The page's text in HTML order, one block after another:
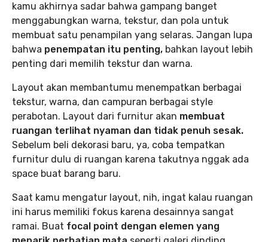
kamu akhirnya sadar bahwa gampang banget
menggabungkan warna, tekstur, dan pola untuk
membuat satu penampilan yang selaras. Jangan lupa
bahwa penempatan itu penting, bahkan layout lebih
penting dari memilih tekstur dan warna.
Layout akan membantumu menempatkan berbagai
tekstur, warna, dan campuran berbagai style
perabotan. Layout dari furnitur akan membuat
ruangan terlihat nyaman dan tidak penuh sesak.
Sebelum beli dekorasi baru, ya, coba tempatkan
furnitur dulu di ruangan karena takutnya nggak ada
space buat barang baru.
Saat kamu mengatur layout, nih, ingat kalau ruangan
ini harus memiliki fokus karena desainnya sangat
ramai. Buat focal point dengan elemen yang